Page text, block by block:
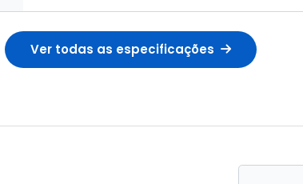
Ver todas as especificações